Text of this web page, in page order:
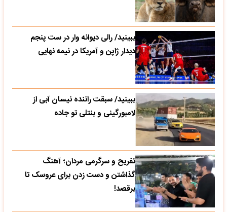
ببینید/ رالی دیوانه وار در ست پنجم
دیدار ژاپن و آمریکا در نیمه نهایی
ببینید/ سبقت راننده نیسان آبی از
لامبورگینی و بنتلی تو جاده
تفریح و سرگرمی مردان؛ آهنگ
گذاشتن و دست زدن برای عروسک تا
برقصد!